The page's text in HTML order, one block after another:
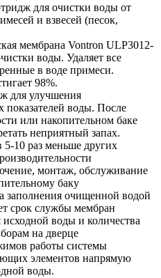
для очистки воды от
и взвесей (песок,
мембрана Vontron ULP3012-
воды. Удаляет все
в воде примеси.
98%.
для улучшения
показателей воды. После
или накопительном баке
неприятный запах.
5-10 раз меньше других
монтаж, обслуживание
баку
заполнения очищенной водой
срок службы мембран
воды и количества
на дверце
работы системы
элементов напрямую
воды.